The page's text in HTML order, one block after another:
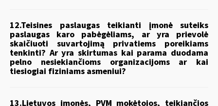
12.Teisines paslaugas teikianti įmonė suteiks
paslaugas karo pabėgėliams, ar yra prievolė
skaičiuoti suvartojimą privatiems poreikiams
tenkinti? Ar yra skirtumas kai parama duodama
pelno nesiekiančioms organizacijoms ar kai
tiesiogiai fiziniams asmeniui?
13.Lietuvos įmonės, PVM mokėtojos, teikiančios